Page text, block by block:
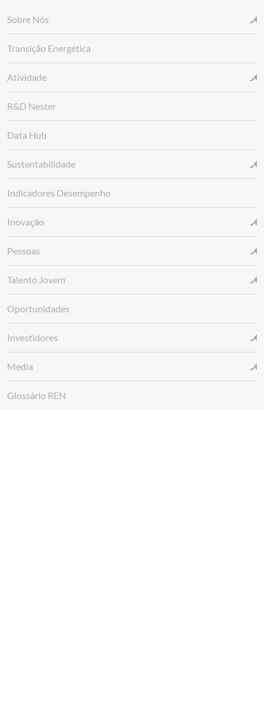
Sobre Nós
Transição Energética
Atividade
R&D Nester
Data Hub
Sustentabilidade
Indicadores Desempenho
Inovação
Pessoas
Talento Jovem
Oportunidades
Investidores
Media
Glossário REN